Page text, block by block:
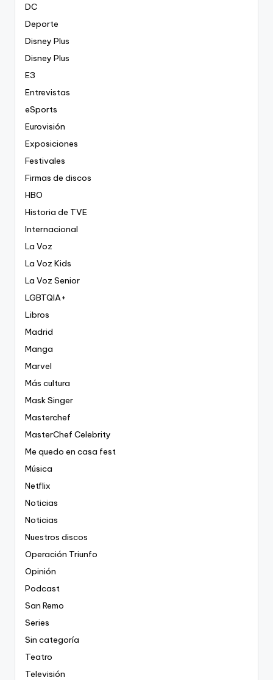
DC
Deporte
Disney Plus
Disney Plus
E3
Entrevistas
eSports
Eurovisión
Exposiciones
Festivales
Firmas de discos
HBO
Historia de TVE
Internacional
La Voz
La Voz Kids
La Voz Senior
LGBTQIA+
Libros
Madrid
Manga
Marvel
Más cultura
Mask Singer
Masterchef
MasterChef Celebrity
Me quedo en casa fest
Música
Netflix
Noticias
Noticias
Nuestros discos
Operación Triunfo
Opinión
Podcast
San Remo
Series
Sin categoría
Teatro
Televisión